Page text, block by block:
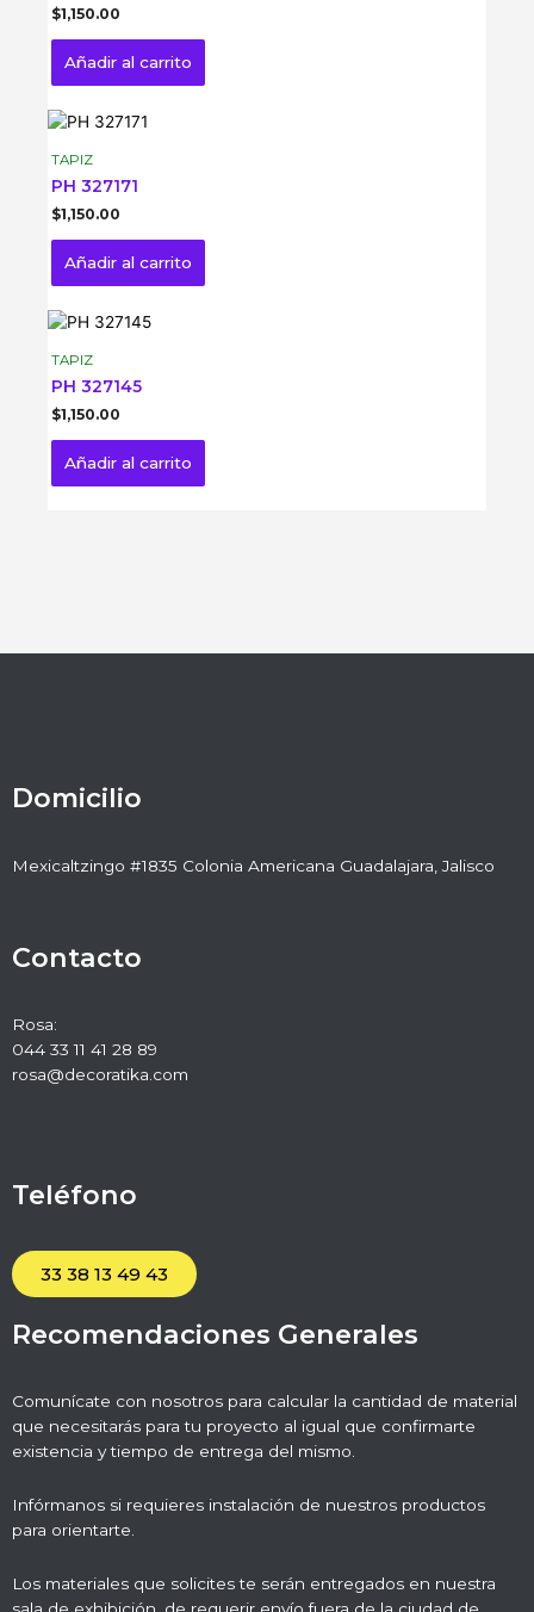
$1,150.00
Añadir al carrito
TAPIZ
PH 327171
$1,150.00
Añadir al carrito
TAPIZ
PH 327145
$1,150.00
Añadir al carrito
Domicilio
Mexicaltzingo #1835 Colonia Americana Guadalajara, Jalisco
Contacto
Rosa:
044 33 11 41 28 89
rosa@decoratika.com
Teléfono
33 38 13 49 43
Recomendaciones Generales
Comunícate con nosotros para calcular la cantidad de material
que necesitarás para tu proyecto al igual que confirmarte
existencia y tiempo de entrega del mismo.
Infórmanos si requieres instalación de nuestros productos
para orientarte.
Los materiales que solicites te serán entregados en nuestra